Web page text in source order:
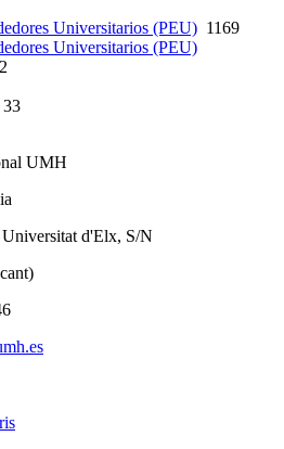
Universitarios (PEU) 1169
Universitarios (PEU)
33
UMH
d'Elx, S/N